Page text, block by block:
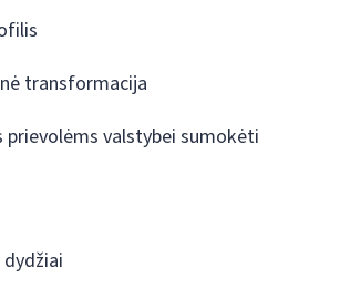
transformacija
prievolėms valstybei sumokėti